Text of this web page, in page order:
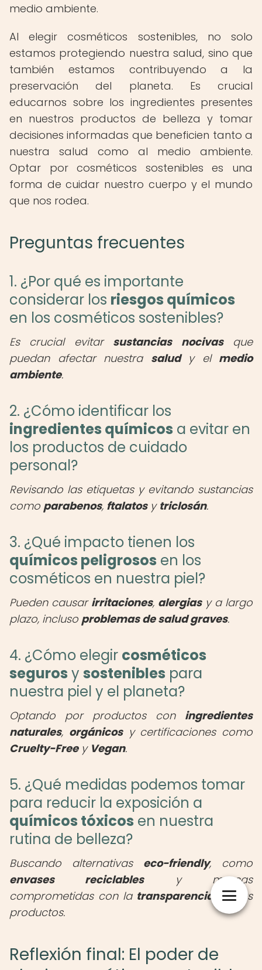
medio ambiente.
Al elegir cosméticos sostenibles, no solo
estamos protegiendo nuestra salud, sino que
también estamos contribuyendo a la
preservación del planeta. Es crucial
educarnos sobre los ingredientes presentes
en nuestros productos de belleza y tomar
decisiones informadas que beneficien tanto a
nuestra salud como al medio ambiente.
Optar por cosméticos sostenibles es una
forma de cuidar nuestro cuerpo y el mundo
que nos rodea.
Preguntas frecuentes
1. ¿Por qué es importante
considerar los riesgos químicos
en los cosméticos sostenibles?
Es crucial evitar sustancias nocivasque
puedan afectar nuestra saludy el medio
ambiente.
2. ¿Cómo identificar los
ingredientes químicos a evitar en
los productos de cuidado
personal?
Revisando las etiquetas y evitando sustancias
como parabenos, ftalatosy triclosán.
3. ¿Qué impacto tienen los
químicos peligrosos en los
cosméticos en nuestra piel?
Pueden causar irritaciones, alergiasy a largo
plazo, incluso problemas de salud graves.
4. ¿Cómo elegir cosméticos
seguros y sostenibles para
nuestra piel y el planeta?
Optando por productos con ingredientes
naturales, orgánicosy certificaciones como
Cruelty-Freey Vegan.
5. ¿Qué medidas podemos tomar
para reducir la exposición a
químicos tóxicos en nuestra
rutina de belleza?
Buscando alternativas eco-friendly, como
envases reciclablesy marcas
comprometidas con la transparencia
en sus
productos.
Reflexión final: El poder de